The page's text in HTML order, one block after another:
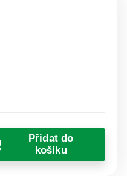
Přidat do
košíku